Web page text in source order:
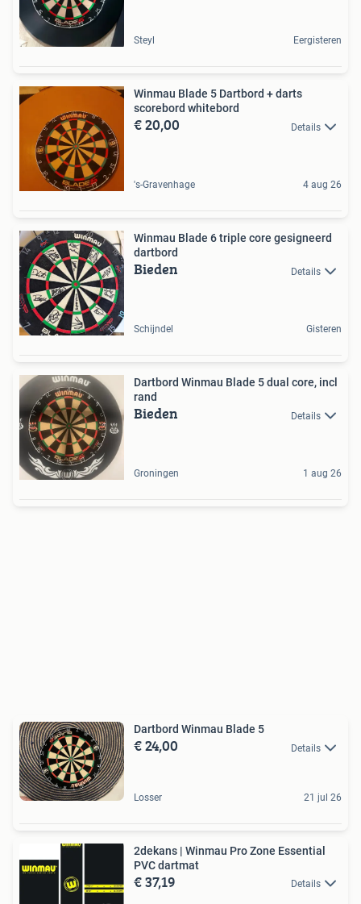
Steyl Eergisteren
Winmau Blade 5 Dartbord + darts
scorebord whitebord
€ 20,00 Details
's-Gravenhage 4 aug 26
Winmau Blade 6 triple core gesigneerd
dartbord
Bieden Details
Schijndel Gisteren
Dartbord Winmau Blade 5 dual core, incl
rand
Bieden Details
Groningen 1 aug 26
Dartbord Winmau Blade 5
€ 24,00 Details
Losser 21 jul 26
2dekans | Winmau Pro Zone Essential
PVC dartmat
€ 37,19 Details